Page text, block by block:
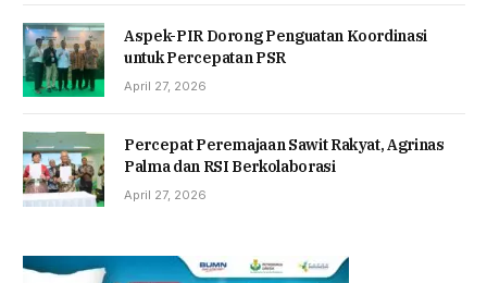
Aspek-PIR Dorong Penguatan Koordinasi
untuk Percepatan PSR
April 27, 2026
Percepat Peremajaan Sawit Rakyat, Agrinas
Palma dan RSI Berkolaborasi
April 27, 2026